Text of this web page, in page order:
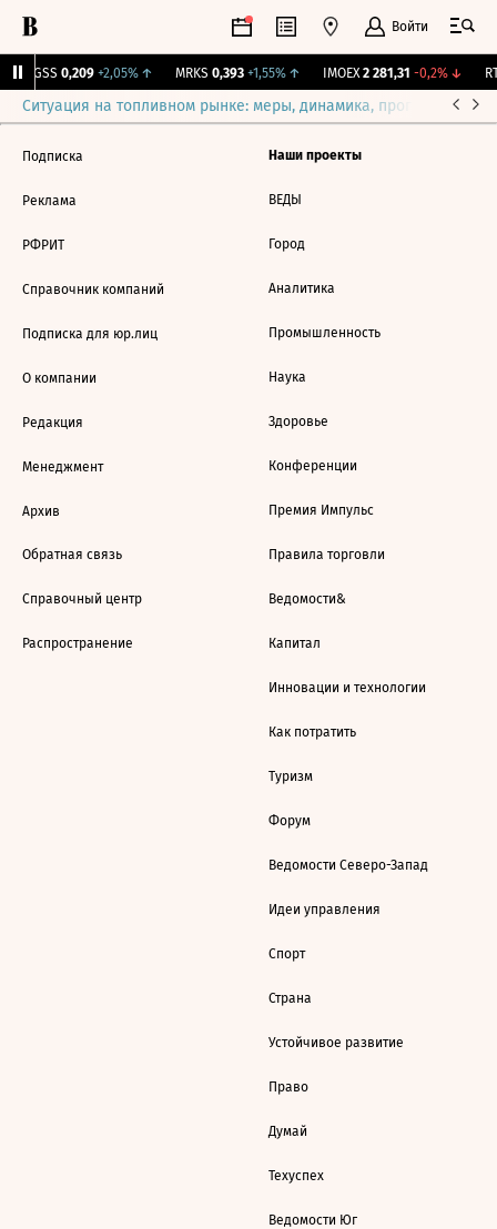
Войти
RGSS 0,209 +2,05%↑ MRKS 0,393 +1,55%↑ IMOEX 2 281,31 -0,2%↓
Ситуация на топливном рынке: меры, динамика, прогнозы
Подписка
Реклама
РФРИТ
Справочник компаний
Подписка для юр.лиц
О компании
Редакция
Менеджмент
Архив
Обратная связь
Справочный центр
Распространение
Наши проекты
ВЕДЫ
Город
Аналитика
Промышленность
Наука
Здоровье
Конференции
Премия Импульс
Правила торговли
Ведомости&
Капитал
Инновации и технологии
Как потратить
Туризм
Форум
Ведомости Северо-Запад
Идеи управления
Спорт
Страна
Устойчивое развитие
Право
Думай
Техуспех
Ведомости Юг